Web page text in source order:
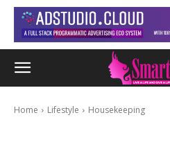
Home Lifestyle Housekeeping